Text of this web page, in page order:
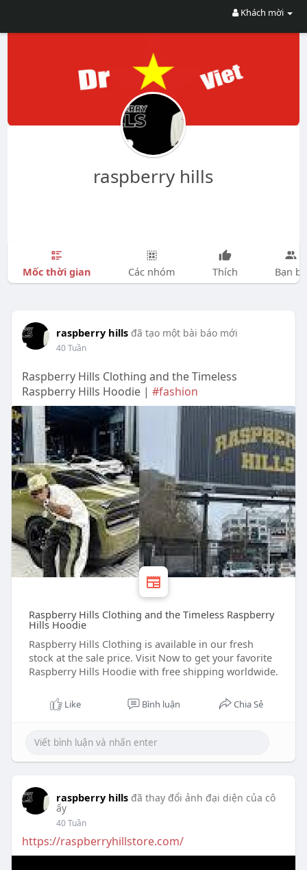
Khách mời
raspberry hills
Mốc thời gian Các nhóm Thích Bạn bè
raspberry hills đã tạo một bài báo mới
40 Tuần
Raspberry Hills Clothing and the Timeless
Raspberry Hills Hoodie | #fashion
Raspberry Hills Clothing and the Timeless Raspberry
Hills Hoodie
Raspberry Hills Clothing is available in our fresh
stock at the sale price. Visit Now to get your favorite
Raspberry Hills Hoodie with free shipping worldwide.
Like Bình luận Chia Sẻ
raspberry hills đã thay đổi ảnh đại diện của cô
ấy
40 Tuần
https://raspberryhillstore.com/